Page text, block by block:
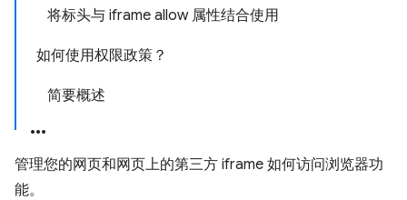
将标头与 iframe allow 属性结合使用
如何使用权限政策？
简要概述
管理您的网页和网页上的第三方 iframe 如何访问浏览器功
能。